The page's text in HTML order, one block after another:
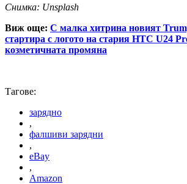
Снимка: Unsplash
Виж още: С малка хитрина новият
стартира с логото на стария HTC U24
козметичната промяна
Тагове:
зарядно
,
фалшиви зарядни
,
eBay
,
Amazon